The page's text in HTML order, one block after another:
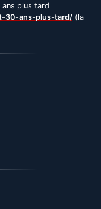
plus tard
30-ans-plus-tard/ (la